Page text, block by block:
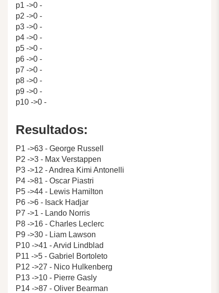
p1 ->0 -
p2 ->0 -
p3 ->0 -
p4 ->0 -
p5 ->0 -
p6 ->0 -
p7 ->0 -
p8 ->0 -
p9 ->0 -
p10 ->0 -
Resultados:
P1 ->63 - George Russell
P2 ->3 - Max Verstappen
P3 ->12 - Andrea Kimi Antonelli
P4 ->81 - Oscar Piastri
P5 ->44 - Lewis Hamilton
P6 ->6 - Isack Hadjar
P7 ->1 - Lando Norris
P8 ->16 - Charles Leclerc
P9 ->30 - Liam Lawson
P10 ->41 - Arvid Lindblad
P11 ->5 - Gabriel Bortoleto
P12 ->27 - Nico Hulkenberg
P13 ->10 - Pierre Gasly
P14 ->87 - Oliver Bearman